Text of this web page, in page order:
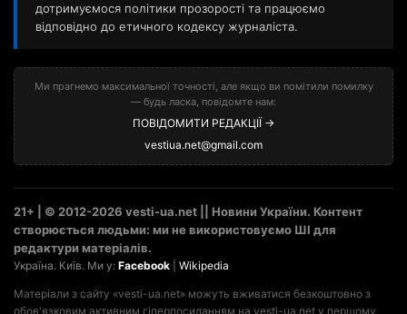
дотримуємося політики прозорості та працюємо
відповідно до етичного кодексу журналіста.
Ми прагнемо максимальної точності, але якщо ви помітили помилку
— будь ласка, повідомте нам:
ПОВІДОМИТИ РЕДАКЦІЇ →
vestiua.net@gmail.com
21+ | © 2012-2026 vesti-ua.net || Новини України. Контент
створюється людьми: ми не використовуємо ШІ для
редактури матеріалів.
Україна. Київ. Ми у: Facebook Wikipedia
Матеріали з сайту «vesti-ua.net» можуть вживатися безкоштовно з
обов'язковим активним гіперпосиланням на vesti-ua.net у першому